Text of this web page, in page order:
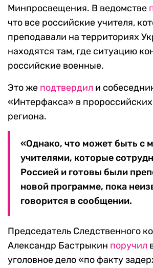
Минпросвещения. В ведомстве
что все российские учителя,
преподавали на территориях
находятся там, где ситуацию
российские военные.
Это же подтвердил и
«Интерфакса» в пророссийских
региона.
«Однако, что может быть с
учителями, которые
Россией и готовы были
новой программе, пока
говорится в сообщении.
Председатель Следственного
Александр Бастрыкин поручил
уголовное дело «по факту